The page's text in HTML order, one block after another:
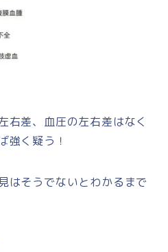
右差、血圧の左右差はなく
強く疑う！
はそうでないとわかるまで